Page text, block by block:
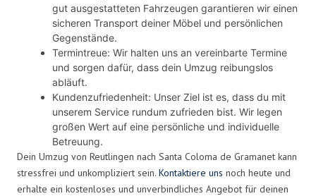
gut ausgestatteten Fahrzeugen garantieren wir einen
sicheren Transport deiner Möbel und persönlichen
Gegenstände.
Termintreue: Wir halten uns an vereinbarte Termine
und sorgen dafür, dass dein Umzug reibungslos
abläuft.
Kundenzufriedenheit: Unser Ziel ist es, dass du mit
unserem Service rundum zufrieden bist. Wir legen
großen Wert auf eine persönliche und individuelle
Betreuung.
Dein Umzug von Reutlingen nach Santa Coloma de Gramanet kann
stressfrei und unkompliziert sein. Kontaktiere uns noch heute und
erhalte ein kostenloses und unverbindliches Angebot für deinen